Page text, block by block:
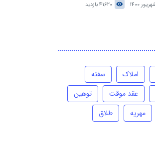
41620 بازدید
املاک
سفته
عقد موقت
توهین
مهریه
طلاق